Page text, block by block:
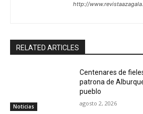
http://
RELATED ARTICLES
Noticias
Centenares de
patrona de
pueblo
agosto 2, 2026